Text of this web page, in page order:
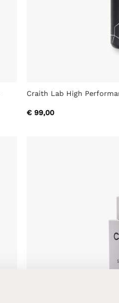
Craith Lab High
€ 99,00